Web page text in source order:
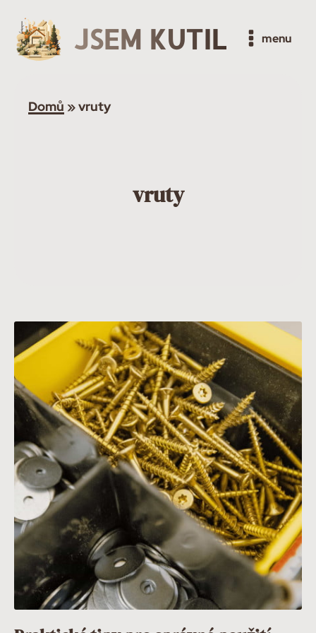
JSEM KUTIL menu
Domů »vruty
vruty